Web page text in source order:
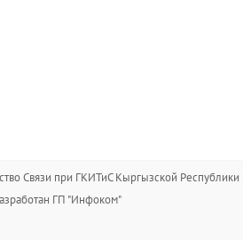
Связи при ГКИТиС Кыргызской Республики
ГП "Инфоком"